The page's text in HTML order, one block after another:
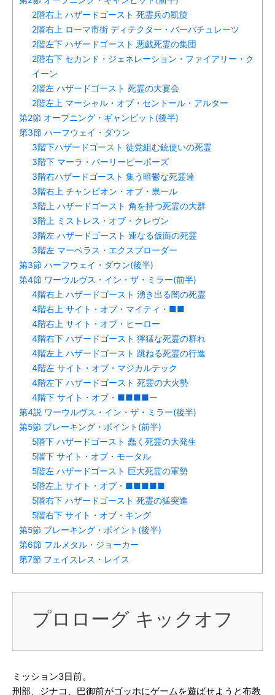
2階右上 ハザードゴースト 死霊兵の凱旋
2階右上 ローマ市街 ディテクター・バーバチュレーツ
2階左下 ハザードゴースト 悪戯死霊の集団
2階右下 セカンド・ジェネレーション・ファイアリー・ク
イーン
2階左 ハザードゴースト 死霊の大宴会
2階左上 マーシャル・オブ・セントール・アルター
第2節 オープニング・ギャンビット(後半)
第3節 ハーフウェイ・ダウン
3階下ハザードゴースト 徒党組む銃使いの死霊
3階下 マーラ・パーリーピーポーズ
3階右ハザードゴースト 集う暗鬱な死霊達
3階右上 チャンピオン・オブ・祟ール
3階上 ハザードゴースト 角を持つ死霊の大群
3階上 ミストレス・オブ・クレヴン
3階左 ハザードゴースト 連なる仮面の死霊
3階左 マーベラス・エクスプローダー
第3節 ハーフウェイ・ダウン(後半)
第4節 ワーウルヴス・イン・ザ・ミラー(前半)
4階右上 ハザードゴースト 湧き出る闇の死霊
4階右上 サイト・オブ・マイティ・■■
4階右上 サイト・オブ・ヒーロー
4階右下 ハザードゴースト 獰猛な死霊の群れ
4階左上 ハザードゴースト 跳ねる死霊の行進
4階左 サイト・オブ・マジカルテック
4階左下 ハザードゴースト 死霊の大火勢
4階下 サイト・オブ・■■■■ー
第4説 ワーウルヴス・イン・ザ・ミラー(後半)
第5節 ブレーキング・ポイント(前半)
5階下 ハザードゴースト 蠢く死霊の大発生
5階下 サイト・オブ・モータル
5階左 ハザードゴースト 巨大死霊の軍勢
5階左上 サイト・オブ・■■■■■
5階右下 ハザードゴースト 死霊の猛突進
5階右下 サイト・オブ・キング
第5節 ブレーキング・ポイント(後半)
第6節 フルメタル・ジョーカー
第7節 フェイスレス・レイス
プロローグ キックオフ
ミッション3日前。
刑部、ジナコ、巴御前がゴッホにゲームを遊ばせようと布教